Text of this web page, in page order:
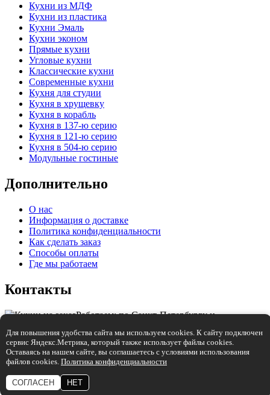
Кухни из МДФ
Кухни из пластика
Кухни Эмаль
Кухни эконом
Прямые кухни
Угловые кухни
Классические кухни
Современные кухни
Кухня для студии
Кухня в хрущевку
Кухня в корабль
Кухня в 137-ю серию
Кухня в 121-ю серию
Кухня в 504-ю серию
Модульные гостиные
Дополнительно
О нас
Информация о доставке
Политика конфиденциальности
Как сделать заказ
Способы оплаты
Где мы работаем
Контакты
Работаем: по Санкт-Петербургу и
+7 (921) 905-68-59
info@mebelmaniya.com
Разработка: Студия "Колибри"
Для повышения удобства сайта мы используем cookies. К сайту подключен
сервис Яндекс.Метрика, который также использует файлы cookies.
Оставаясь на нашем сайте, вы соглашаетесь с условиями использования
файлов cookies. Политика конфиденциальности
СОГЛАСЕН НЕТ